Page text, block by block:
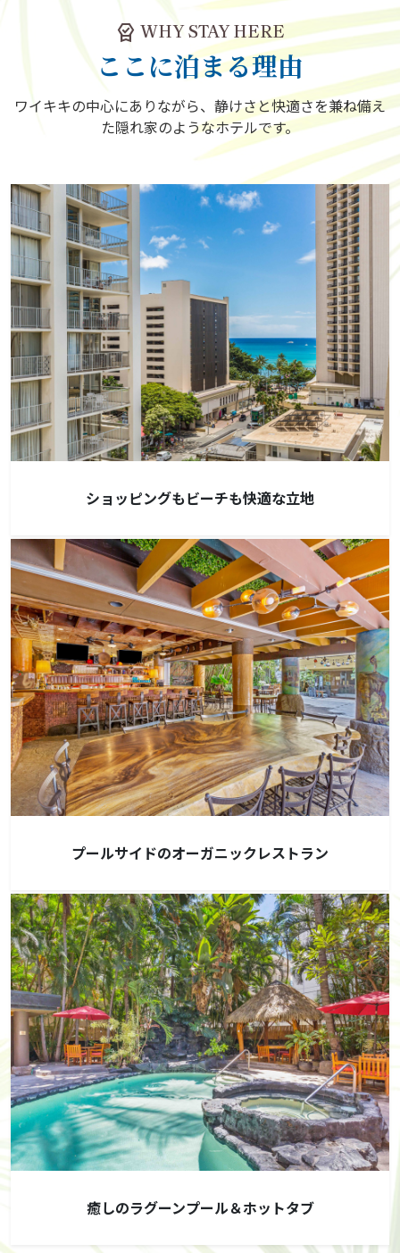
editor_choice WHY STAY HERE
ここに泊まる理由
ワイキキの中心にありながら、静けさと快適さを兼ね備え
た隠れ家のようなホテルです。
ショッピングもビーチも快適な立地
プールサイドのオーガニックレストラン
癒しのラグーンプール＆ホットタブ